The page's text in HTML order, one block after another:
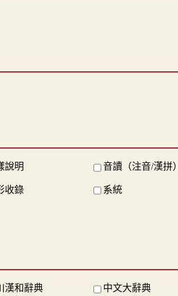
說明 音讀（注音/漢拼）
收錄 系統
漢和辭典 中文大辭典